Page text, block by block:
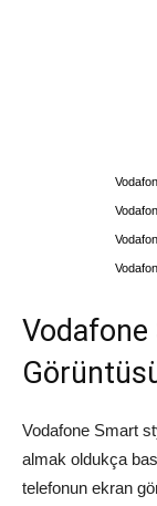
Vodafone Smart
almak oldukça
telefonun ekran